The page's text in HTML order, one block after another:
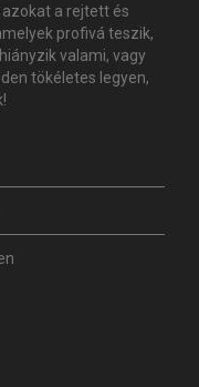
a rejtett és
profivá teszik,
valami, vagy
tökéletes legyen,